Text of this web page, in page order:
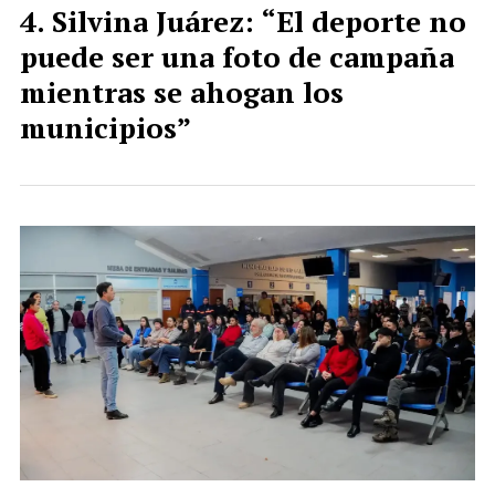
Silvina Juárez: “El deporte no
puede ser una foto de campaña
mientras se ahogan los
municipios”